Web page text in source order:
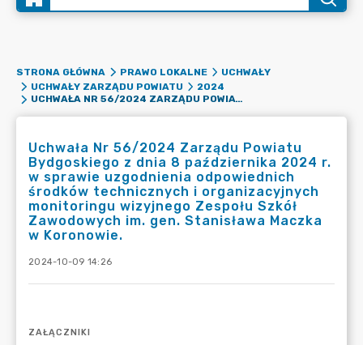
STRONA GŁÓWNA PRAWO LOKALNE
UCHWAŁY
UCHWAŁY ZARZĄDU POWIATU
2024
UCHWAŁA NR 56/2024 ZARZĄDU POWIATU BYDGOSKIEGO Z DNIA 8 PAŹDZIERNIKA 2024 R. W SPRAWIE UZGODNIENIA ODPOWIEDNICH ŚRODKÓW TECHNICZNYCH I ORGANIZACYJNYCH MONITORINGU WIZYJNEGO ZESPOŁU SZKÓŁ ZAWODOWYCH IM. GEN. STANISŁAWA MACZKA W KORONOWIE.
Uchwała Nr 56/2024 Zarządu Powiatu
Bydgoskiego z dnia 8 października 2024 r.
w sprawie uzgodnienia odpowiednich
środków technicznych i organizacyjnych
monitoringu wizyjnego Zespołu Szkół
Zawodowych im. gen. Stanisława Maczka
w Koronowie.
2024-10-09 14:26
ZAŁĄCZNIKI